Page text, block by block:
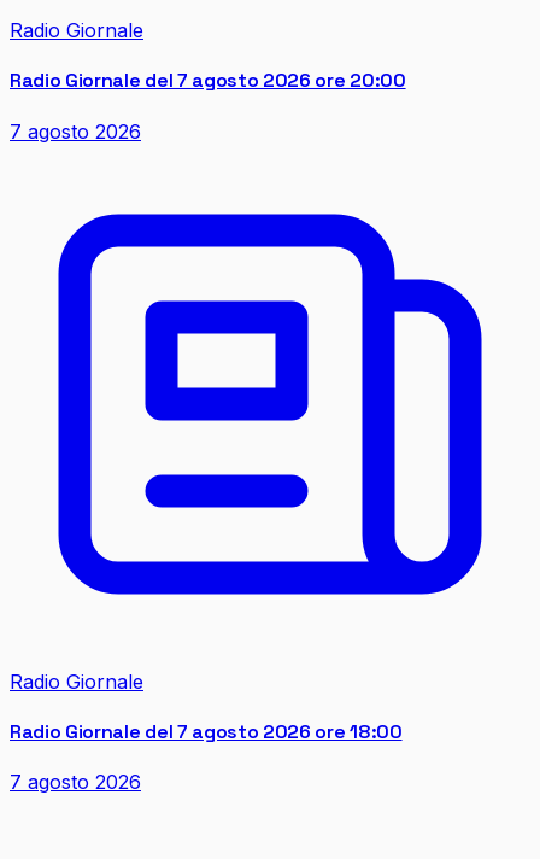
Radio Giornale
Radio Giornale del 7 agosto 2026 ore 20:00
7 agosto 2026
Radio Giornale
Radio Giornale del 7 agosto 2026 ore 18:00
7 agosto 2026